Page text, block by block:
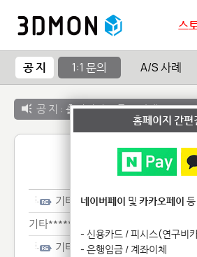
스
공 지 1:1 문의 A/S 사례
공 지 : 출력서비스 종료 안내
기타**************
기타**************
기타**************
홈페이지 간편
네이버페이 및 카카오페이 등
- 신용카드 / 피시스(연구비
- 은행입금 / 계좌이체